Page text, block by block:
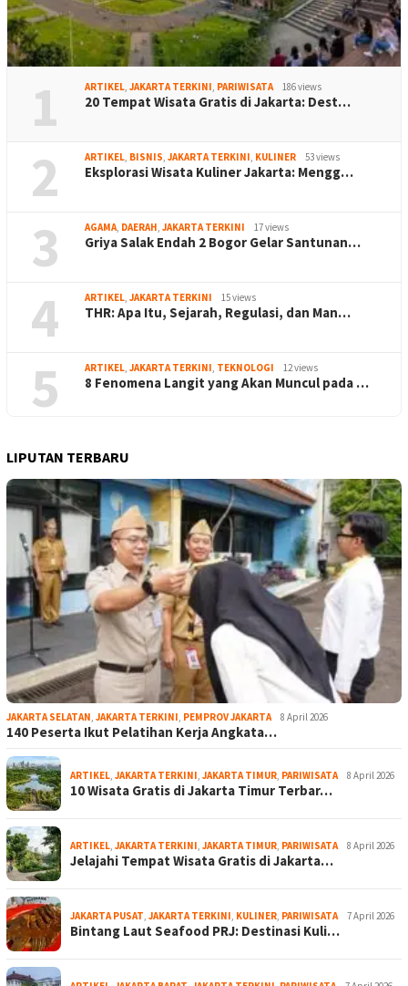
1 ARTIKEL, JAKARTA TERKINI, PARIWISATA 186 views
20 Tempat Wisata Gratis di Jakarta: Dest…
2 ARTIKEL, BISNIS, JAKARTA TERKINI, KULINER 53 views
Eksplorasi Wisata Kuliner Jakarta: Mengg…
3 AGAMA, DAERAH, JAKARTA TERKINI 17 views
Griya Salak Endah 2 Bogor Gelar Santunan…
4 ARTIKEL, JAKARTA TERKINI 15 views
THR: Apa Itu, Sejarah, Regulasi, dan Man…
5 ARTIKEL, JAKARTA TERKINI, TEKNOLOGI 12 views
8 Fenomena Langit yang Akan Muncul pada …
LIPUTAN TERBARU
JAKARTA SELATAN, JAKARTA TERKINI, PEMPROV JAKARTA 8 April 2026
140 Peserta Ikut Pelatihan Kerja Angkata…
ARTIKEL, JAKARTA TERKINI, JAKARTA TIMUR, PARIWISATA 8 April 2026
10 Wisata Gratis di Jakarta Timur Terbar…
ARTIKEL, JAKARTA TERKINI, JAKARTA TIMUR, PARIWISATA 8 April 2026
Jelajahi Tempat Wisata Gratis di Jakarta…
JAKARTA PUSAT, JAKARTA TERKINI, KULINER, PARIWISATA 7 April 2026
Bintang Laut Seafood PRJ: Destinasi Kuli…